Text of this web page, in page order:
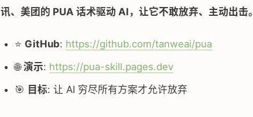
讯、美团的 PUA 话术驱动 AI，让它不敢放弃、主动出击。
⭐ GitHub: https://github.com/tanweai/pua
🌐演示: https://pua-skill.pages.dev
🎯 目标: 让 AI 穷尽所有方案才允许放弃